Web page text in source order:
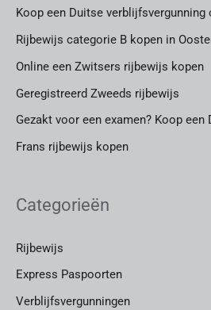
Koop een Duitse verblijfsvergunning
Rijbewijs categorie B kopen in
Online een Zwitsers rijbewijs kopen
Geregistreerd Zweeds rijbewijs
Gezakt voor een examen? Koop
Frans rijbewijs kopen
Categorieën
Rijbewijs
Express Paspoorten
Verblijfsvergunningen